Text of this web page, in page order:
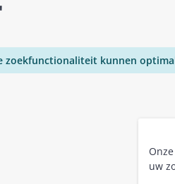
zoekfunctionaliteit kunnen
uw